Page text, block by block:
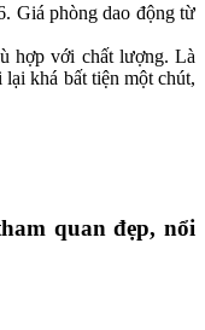
Giá phòng dao động từ
hợp với chất lượng. Là
khá bất tiện một chút,
quan đẹp, nổi